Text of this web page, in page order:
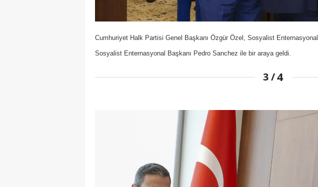
Cumhuriyet Halk Partisi Genel Başkanı Özgür Özel, Sosyalist
Sosyalist Enternasyonal Başkanı Pedro Sanchez ile bir araya geldi.
3 /4